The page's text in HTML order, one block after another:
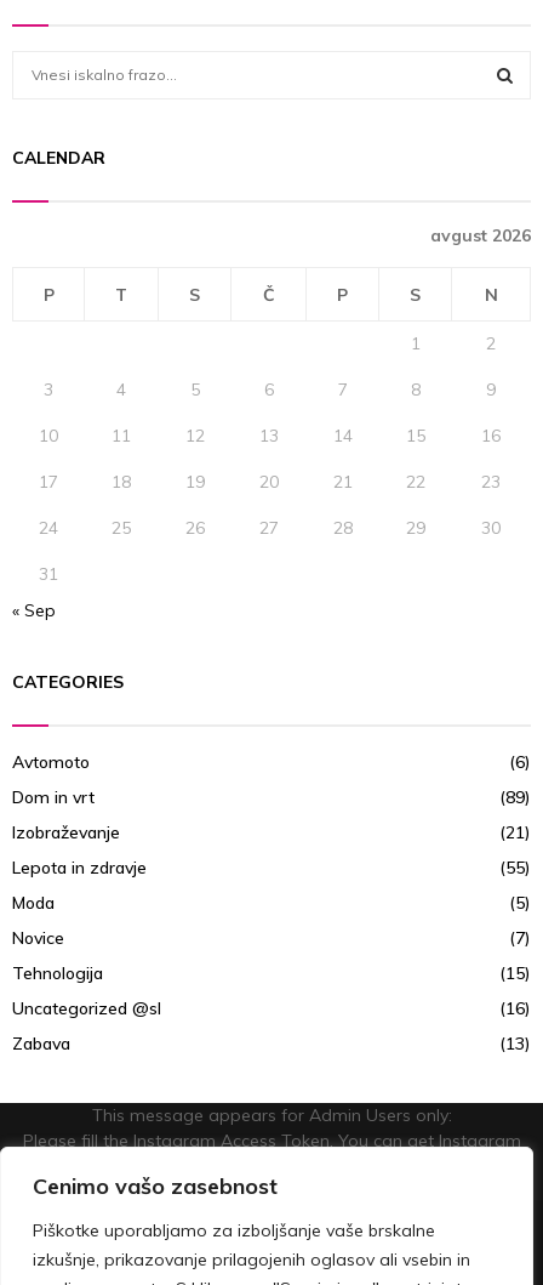
Cenimo vašo zasebnost
Piškotke uporabljamo za izboljšanje vaše brskalne
izkušnje, prikazovanje prilagojenih oglasov ali vsebin in
c
CALENDAR
avgust 2026
P T S Č P S N
1 2
3 4 5 6 7 8 9
10 11 12 13 14 15 16
17 18 19 20 21 22 23
24 25 26 27 28 29 30
31
« Sep
CATEGORIES
Avtomoto
(6)
Dom in vrt
(89)
Izobraževanje
(21)
Lepota in zdravje
(55)
Moda
(5)
Novice
(7)
Tehnologija
(15)
Uncategorized @sl
(16)
Zabava
(13)
This message appears for Admin Users only:
Please fill the Instagram Access Token. You can get Instagram
@2023 - lepsoncendan.com. All Right Reserved.
O nas Kontakt